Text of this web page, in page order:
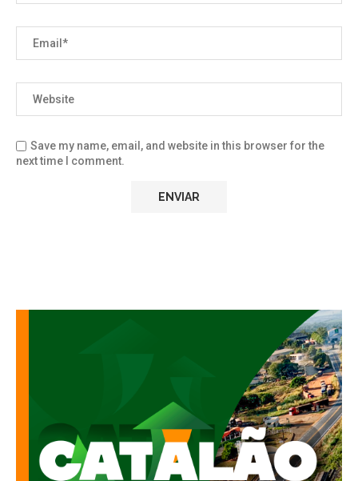
Save my name, email, and website in this browser for the
next time I comment.